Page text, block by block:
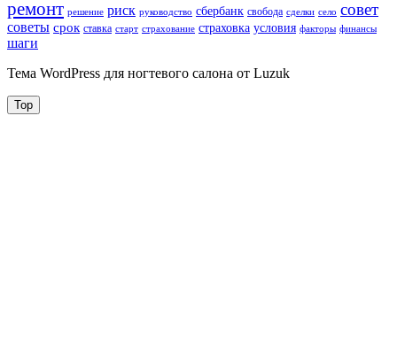
ремонт решение риск руководство сбербанк свобода сделки село совет
советы срок ставка старт страхование страховка условия факторы финансы
шаги
Тема WordPress для ногтевого салона от Luzuk
Top